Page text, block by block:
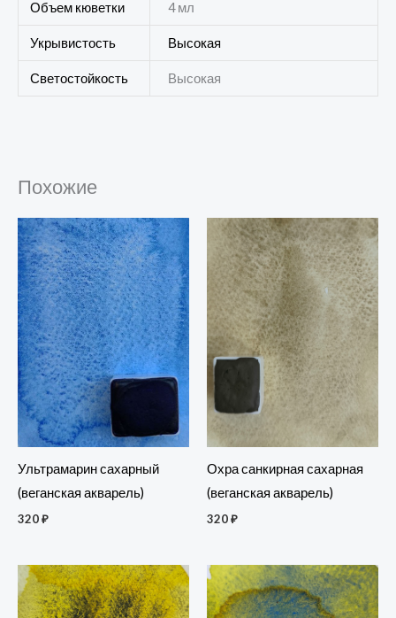
Объем кюветки 4 мл
Укрывистость Высокая
Светостойкость Высокая
Похожие
Ультрамарин сахарный
(веганская акварель)
320₽
Охра санкирная сахарная
(веганская акварель)
320₽